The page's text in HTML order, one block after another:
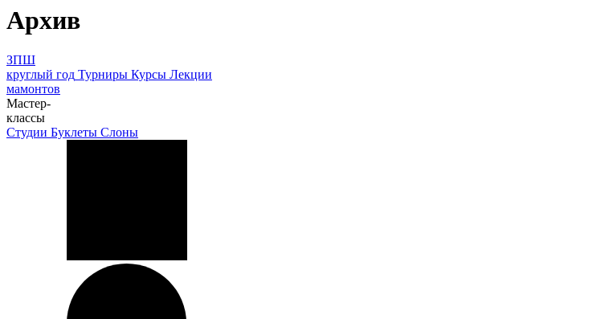
Архив
ЗПШ
круглый год Турниры Курсы Лекции
мамонтов
Мастер-
классы
Студии Буклеты Слоны